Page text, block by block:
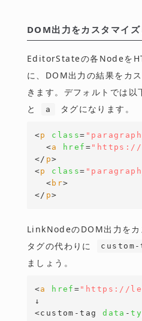
DOM出力をカスタマイズ
EditorStateの各Nodeを
に、DOM出力の結果をカ
きます。デフォルトでは以
と a タグになります。
<p class=
<a href = "https://
</ p>
<p class=
< br>
</ p>
LinkNodeのDOM出力をカ
タグの代わりに
ましょう。
<a href = "https://
↓
<custom-tag data -